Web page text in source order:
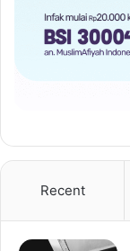
Recent